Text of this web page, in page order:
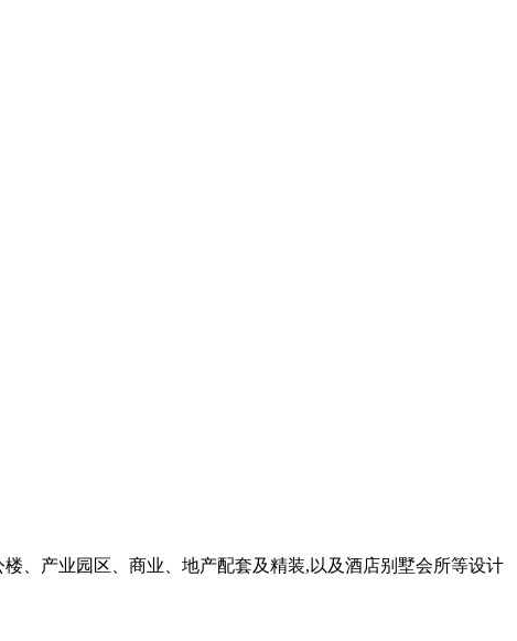
、产业园区、商业、地产配套及精装,以及酒店别墅会所等设计